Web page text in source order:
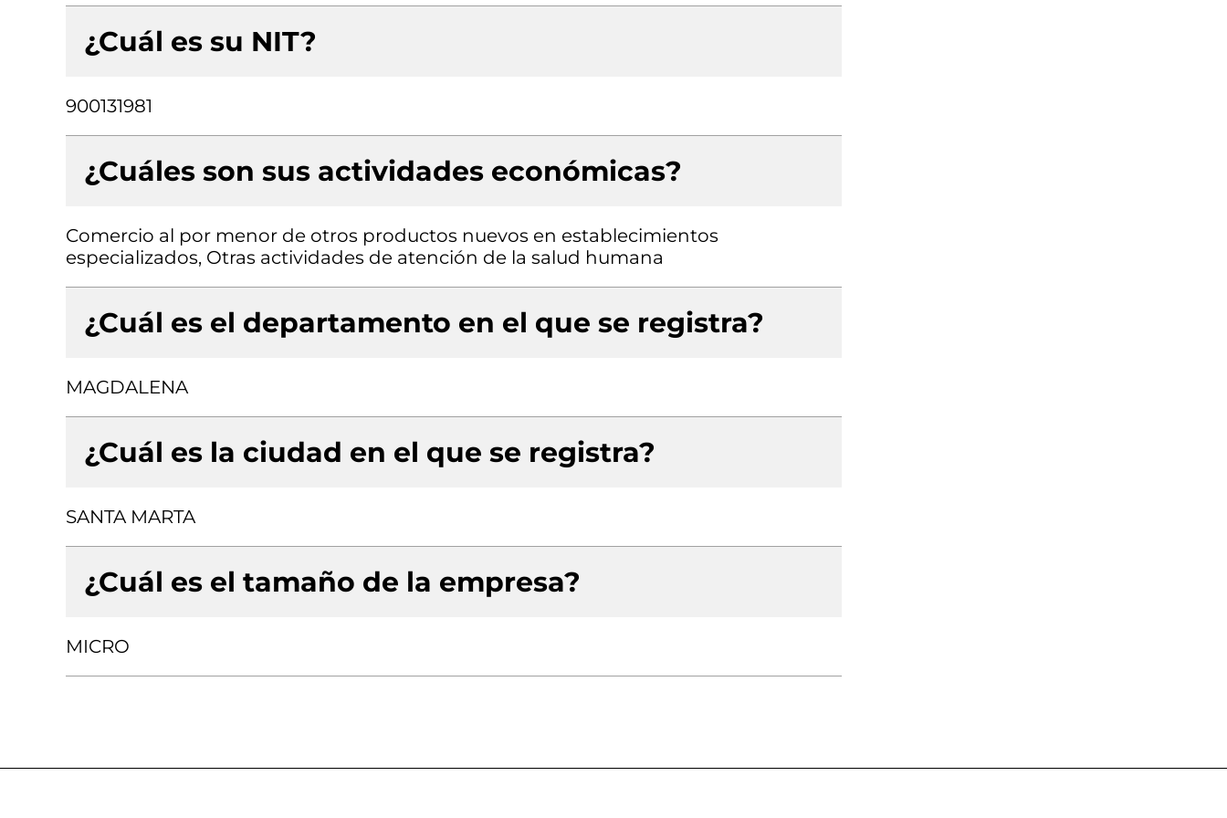
¿Cuál es su NIT?
900131981
¿Cuáles son sus actividades económicas?
Comercio al por menor de otros productos nuevos en establecimientos
especializados, Otras actividades de atención de la salud humana
¿Cuál es el departamento en el que se registra?
MAGDALENA
¿Cuál es la ciudad en el que se registra?
SANTA MARTA
¿Cuál es el tamaño de la empresa?
MICRO